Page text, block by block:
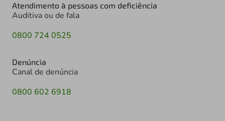
Atendimento à pessoas com deficiência
Auditiva ou de fala
0800 724 0525
Denúncia
Canal de denúncia
0800 602 6918